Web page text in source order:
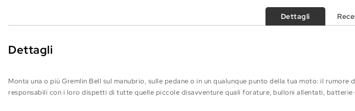
Dettagli
Dettagli
Monta una o più Gremlin Bell sul manubrio, sulle pedane o in un qualunque punto della tua moto: il rumore
responsabili con i loro dispetti di tutte quelle piccole disavventure quali forature, bulloni allentati, batterie